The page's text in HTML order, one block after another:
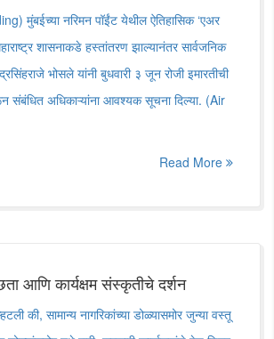
मुंबईच्या नरिमन पॉईंट येथील ऐतिहासिक ‘एअर
शासनाकडे हस्तांतरण झाल्यानंतर सार्वजनिक
भोसले यांनी बुधवारी ३ जून रोजी इमारतीची
संबंधित अधिकाऱ्यांना आवश्यक सूचना दिल्या. (Air
Read More
आणि कार्यक्षम संस्कृतीचे दर्शन
की, सामान्य नागरिकांच्या डोळ्यासमोर जुन्या वस्तू